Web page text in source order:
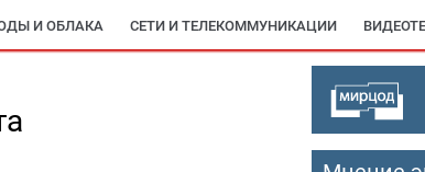
И ОБЛАКА СЕТИ И ТЕЛЕКОММУНИКАЦИИ